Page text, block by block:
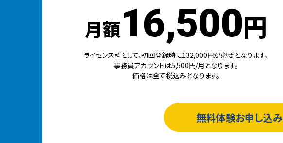
月額16,500円
ライセンス料として、初回登録時に132,000円が必要となります。
事務員アカウントは5,500円/月となります。
価格は全て税込みとなります。
無料体験お申し込み